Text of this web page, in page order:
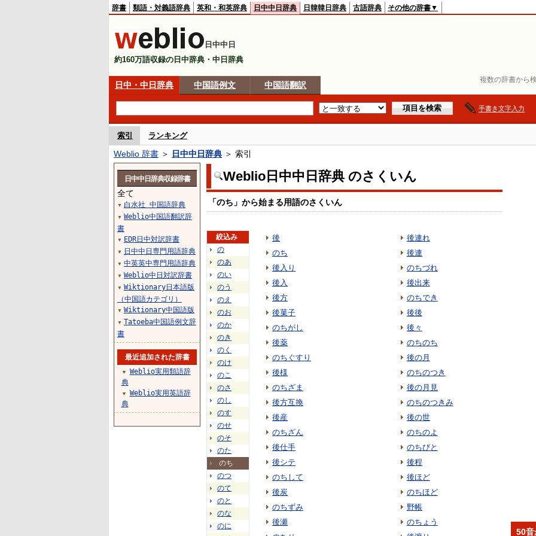
複数の辞書から
辞書 類語・対義語辞典 英和・和英辞典 日中中日辞典 日韓韓日辞典 古語辞典 その他の辞書▼
日中中日
約160万語収録の日中辞典・中日辞典
日中・中日辞典 中国語例文 中国語翻訳
手書き文字入力
索引 ランキング
Weblio 辞書 ＞ 日中中日辞典 ＞ 索引
Weblio日中中日辞典 のさくいん
「のち」から始まる用語のさくいん
絞込み
の
のあ
のい
のう
のえ
のお
のか
のき
のく
のけ
のこ
のさ
のし
のす
のせ
のそ
のた
のち
のつ
のて
のと
のな
のに
後
のち
後入り
後入
後方
後菓子
のちがし
後薬
のちぐすり
後様
のちざま
後方互換
後産
のちざん
後仕手
後シテ
のちして
後炭
のちずみ
後瀬
後連れ
後連
のちづれ
後出来
のちでき
後後
後々
のちのち
後の月
のちのつき
後の月見
のちのつきみ
後の世
のちのよ
のちびと
後程
後ほど
のちほど
野帳
のちょう
日中中日辞典収録辞書
全て
▼ 白水社 中国語辞典
▼ Weblio中国語翻訳辞
書
▼ EDR日中対訳辞書
▼ 日中中日専門用語辞典
▼ 中英英中専門用語辞典
▼ Weblio中日対訳辞書
▼ Wiktionary日本語版
（中国語カテゴリ）
▼ Wiktionary中国語版
▼ Tatoeba中国語例文辞
書
最近追加された辞書
▼
Weblio実用類語辞
典
▼
Weblio実用英語辞
典
50音